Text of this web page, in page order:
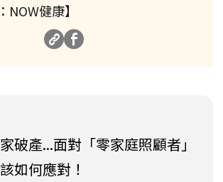
健康】
破產...面對「零家庭照顧者」
如何應對！